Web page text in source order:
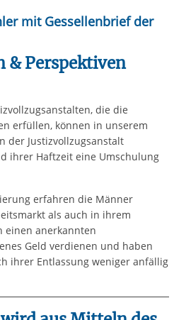
mit Gessellenbrief der
& Perspektiven
die die
erfüllen, können in unserem
der Justizvollzugsanstalt
ihrer Haftzeit eine Umschulung
erfahren die Männer
als auch in ihrem
einen anerkannten
Geld verdienen und haben
ihrer Entlassung weniger anfällig